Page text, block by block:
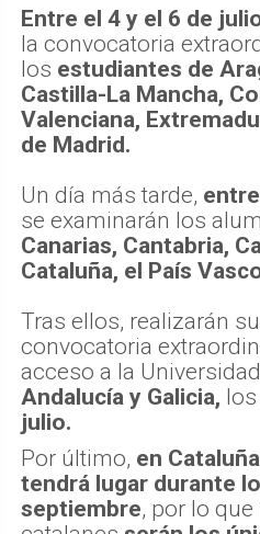
Entre el 4 y el 6 de
la convocatoria
los estudiantes de
Castilla-La Mancha,
Valenciana,
de Madrid.
Un día más tarde,
se examinarán los
Canarias, Cantabria,
Cataluña, el País
Tras ellos, realizarán
convocatoria
acceso a la
Andalucía y Galicia, los
julio.
Por último, en
tendrá lugar durante
septiembre, por lo